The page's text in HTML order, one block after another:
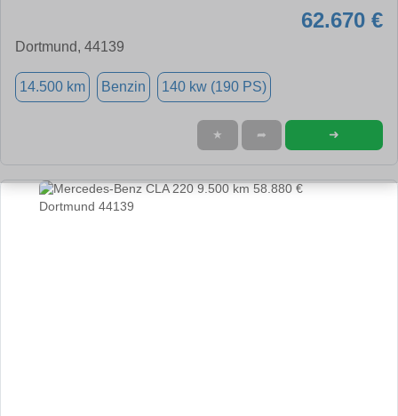
62.670 €
Dortmund, 44139
14.500 km Benzin 140 kw (190 PS)
★ ➦ ➜